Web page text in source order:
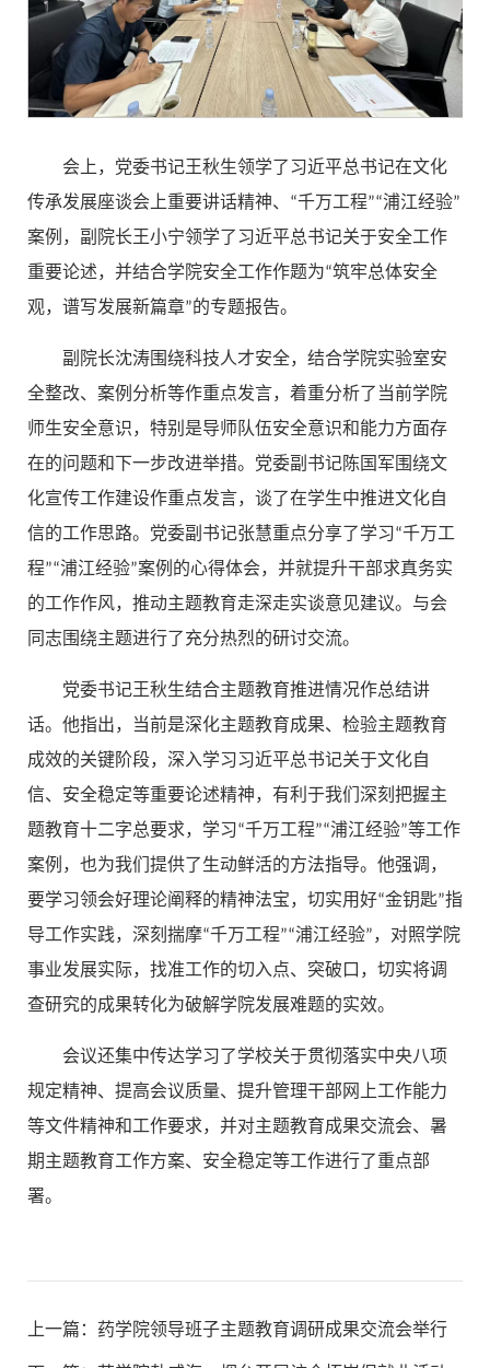
会上，党委书记王秋生领学了习近平总书记在文化
传承发展座谈会上重要讲话精神、“千万工程”“浦江经验”
案例，副院长王小宁领学了习近平总书记关于安全工作
重要论述，并结合学院安全工作作题为“筑牢总体安全
观，谱写发展新篇章”的专题报告。
副院长沈涛围绕科技人才安全，结合学院实验室安
全整改、案例分析等作重点发言，着重分析了当前学院
师生安全意识，特别是导师队伍安全意识和能力方面存
在的问题和下一步改进举措。党委副书记陈国军围绕文
化宣传工作建设作重点发言，谈了在学生中推进文化自
信的工作思路。党委副书记张慧重点分享了学习“千万工
程”“浦江经验”案例的心得体会，并就提升干部求真务实
的工作作风，推动主题教育走深走实谈意见建议。与会
同志围绕主题进行了充分热烈的研讨交流。
党委书记王秋生结合主题教育推进情况作总结讲
话。他指出，当前是深化主题教育成果、检验主题教育
成效的关键阶段，深入学习习近平总书记关于文化自
信、安全稳定等重要论述精神，有利于我们深刻把握主
题教育十二字总要求，学习“千万工程”“浦江经验”等工作
案例，也为我们提供了生动鲜活的方法指导。他强调，
要学习领会好理论阐释的精神法宝，切实用好“金钥匙”指
导工作实践，深刻揣摩“千万工程”“浦江经验”，对照学院
事业发展实际，找准工作的切入点、突破口，切实将调
查研究的成果转化为破解学院发展难题的实效。
会议还集中传达学习了学校关于贯彻落实中央八项
规定精神、提高会议质量、提升管理干部网上工作能力
等文件精神和工作要求，并对主题教育成果交流会、暑
期主题教育工作方案、安全稳定等工作进行了重点部
署。
上一篇： 药学院领导班子主题教育调研成果交流会举行